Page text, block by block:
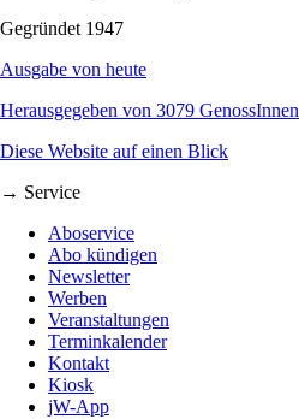
Gegründet 1947
Ausgabe von heute
Herausgegeben von 3079 GenossInnen
Diese Website auf einen Blick
→ Service
Aboservice
Abo kündigen
Newsletter
Werben
Veranstaltungen
Terminkalender
Kontakt
Kiosk
jW-App